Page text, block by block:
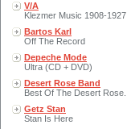
V/A
Klezmer Music 1908-1927
Bartos Karl
Off The Record
Depeche Mode
Ultra (CD + DVD)
Desert Rose Band
Best Of The Desert Rose..
Getz Stan
Stan Is Here